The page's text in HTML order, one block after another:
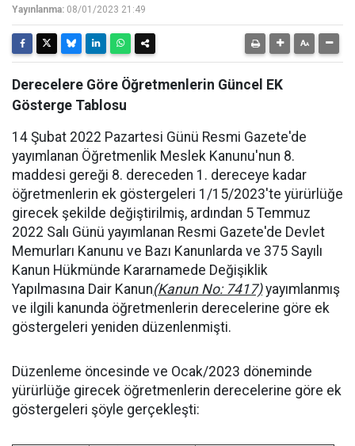
Yayınlanma: 08/01/2023 21:49
Derecelere Göre Öğretmenlerin Güncel EK
Gösterge Tablosu
14 Şubat 2022 Pazartesi Günü Resmi Gazete'de
yayımlanan Öğretmenlik Meslek Kanunu'nun 8.
maddesi gereği 8. dereceden 1. dereceye kadar
öğretmenlerin ek göstergeleri 1/15/2023'te yürürlüğe
girecek şekilde değiştirilmiş, ardından 5 Temmuz
2022 Salı Günü yayımlanan Resmi Gazete'de Devlet
Memurları Kanunu ve Bazı Kanunlarda ve 375 Sayılı
Kanun Hükmünde Kararnamede Değişiklik
Yapılmasına Dair Kanun(Kanun No: 7417)yayımlanmış
ve ilgili kanunda öğretmenlerin derecelerine göre ek
göstergeleri yeniden düzenlenmişti.
Düzenleme öncesinde ve Ocak/2023 döneminde
yürürlüğe girecek öğretmenlerin derecelerine göre ek
göstergeleri şöyle gerçekleşti: